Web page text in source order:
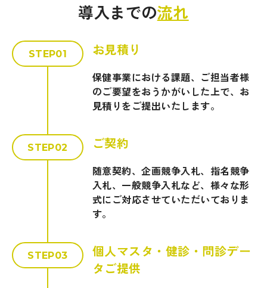
導入までの流れ
STEP01 お見積り
保健事業における課題、ご担当者様
のご要望をおうかがいした上で、お
見積りをご提出いたします。
STEP02 ご契約
随意契約、企画競争入札、指名競争
入札、一般競争入札など、様々な形
式にご対応させていただいておりま
す。
STEP03
個人マスタ・健診・問診デー
タご提供